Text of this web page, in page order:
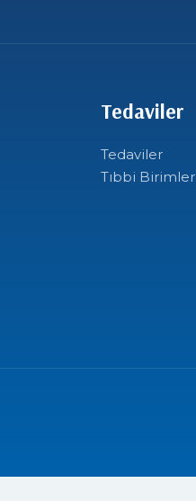
Tedaviler
Tedaviler
Tıbbi Birimler